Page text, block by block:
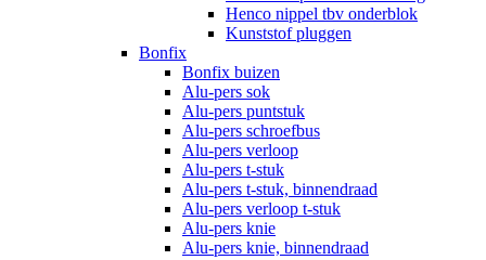
Henco nippel tbv onderblok
Kunststof pluggen
Bonfix
Bonfix buizen
Alu-pers sok
Alu-pers puntstuk
Alu-pers schroefbus
Alu-pers verloop
Alu-pers t-stuk
Alu-pers t-stuk, binnendraad
Alu-pers verloop t-stuk
Alu-pers knie
Alu-pers knie, binnendraad